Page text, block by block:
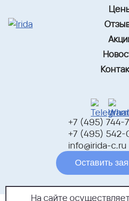
+7 (495) 744-
+7 (495) 542-
info@irida-c.ru
Оставить
На сайте